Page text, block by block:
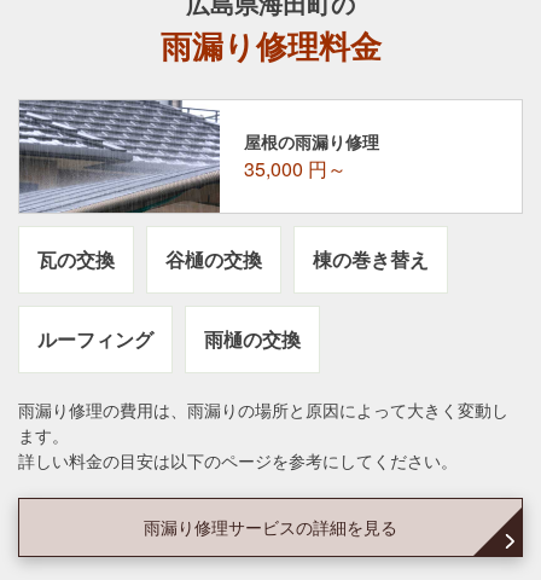
雨漏り修理料金
屋根の雨漏り修理
35,000 円～
瓦の交換 谷樋の交換 棟の巻き替え
ルーフィング 雨樋の交換
雨漏り修理の費用は、雨漏りの場所と原因によって大きく変動し
ます。
詳しい料金の目安は以下のページを参考にしてください。
雨漏り修理サービスの詳細を見る